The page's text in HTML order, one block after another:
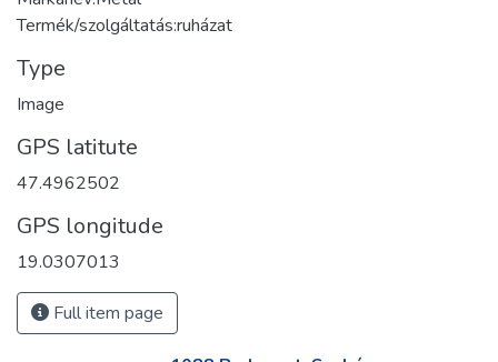
Termék/szolgáltatás:ruházat
Type
Image
GPS latitute
47.4962502
GPS longitude
19.0307013
Full item page